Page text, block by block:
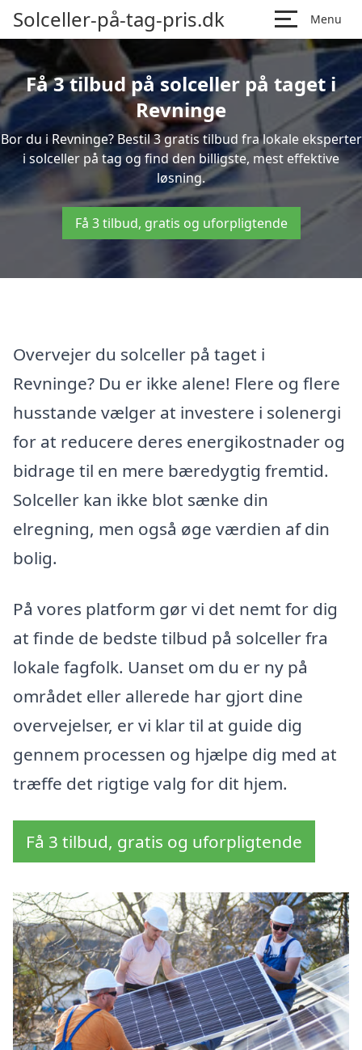
Solceller-på-tag-pris.dk Menu
Få 3 tilbud på solceller på taget i
Revninge
Bor du i Revninge? Bestil 3 gratis tilbud fra lokale eksperter
i solceller på tag og find den billigste, mest effektive
løsning.
Få 3 tilbud, gratis og uforpligtende
Overvejer du solceller på taget i
Revninge? Du er ikke alene! Flere og flere
husstande vælger at investere i solenergi
for at reducere deres energikostnader og
bidrage til en mere bæredygtig fremtid.
Solceller kan ikke blot sænke din
elregning, men også øge værdien af din
bolig.
På vores platform gør vi det nemt for dig
at finde de bedste tilbud på solceller fra
lokale fagfolk. Uanset om du er ny på
området eller allerede har gjort dine
overvejelser, er vi klar til at guide dig
gennem processen og hjælpe dig med at
træffe det rigtige valg for dit hjem.
Få 3 tilbud, gratis og uforpligtende